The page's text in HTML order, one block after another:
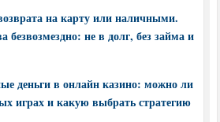
на карту или наличными.
безвозмездно: не в долг, без займа и
деньги в онлайн казино: можно ли
играх и какую выбрать стратегию